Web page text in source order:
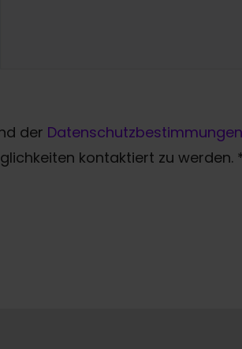
der Datenschutzbestimmungen
kontaktiert zu werden. *